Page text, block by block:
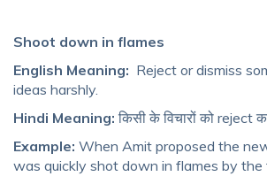
Shoot down in flames
English Meaning: Reject or dismiss
ideas harshly.
Hindi Meaning: किसी के विचारों को reject
Example: When Amit proposed the
was quickly shot down in flames by the